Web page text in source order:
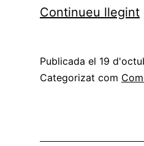
Continueu llegint
Publicada el 19
Categorizat com